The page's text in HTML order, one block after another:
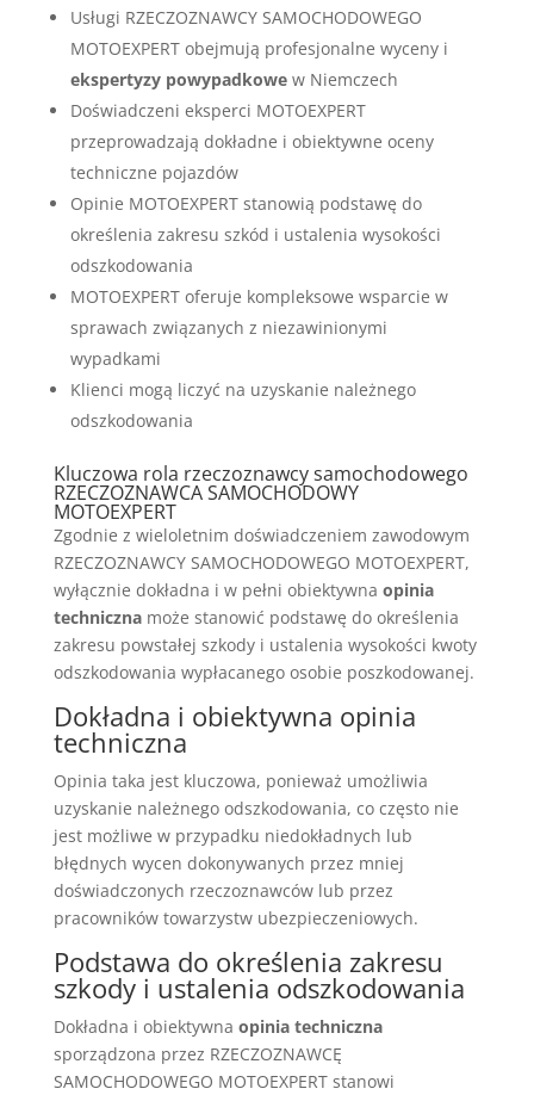
Usługi RZECZOZNAWCY SAMOCHODOWEGO
MOTOEXPERT obejmują profesjonalne wyceny i
ekspertyzy powypadkowew Niemczech
Doświadczeni eksperci MOTOEXPERT
przeprowadzają dokładne i obiektywne oceny
techniczne pojazdów
Opinie MOTOEXPERT stanowią podstawę do
określenia zakresu szkód i ustalenia wysokości
odszkodowania
MOTOEXPERT oferuje kompleksowe wsparcie w
sprawach związanych z niezawinionymi
wypadkami
Klienci mogą liczyć na uzyskanie należnego
odszkodowania
Kluczowa rola rzeczoznawcy samochodowego
RZECZOZNAWCA SAMOCHODOWY
MOTOEXPERT
Zgodnie z wieloletnim doświadczeniem zawodowym
RZECZOZNAWCY SAMOCHODOWEGO MOTOEXPERT,
wyłącznie dokładna i w pełni obiektywna opinia
technicznamoże stanowić podstawę do określenia
zakresu powstałej szkody i ustalenia wysokości kwoty
odszkodowania wypłacanego osobie poszkodowanej.
Dokładna i obiektywna opinia
techniczna
Opinia taka jest kluczowa, ponieważ umożliwia
uzyskanie należnego odszkodowania, co często nie
jest możliwe w przypadku niedokładnych lub
błędnych wycen dokonywanych przez mniej
doświadczonych rzeczoznawców lub przez
pracowników towarzystw ubezpieczeniowych.
Podstawa do określenia zakresu
szkody i ustalenia odszkodowania
Dokładna i obiektywna opinia techniczna
sporządzona przez RZECZOZNAWCĘ
SAMOCHODOWEGO MOTOEXPERT stanowi